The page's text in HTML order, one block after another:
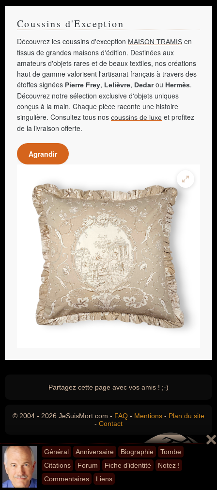
Général Anniversaire Biographie
Tombe
Citations
Forum Fiche d'identité
Notez !
Commentaires
Liens
Coussins d'Exception
Découvrez les coussins d'exception MAISON TRAMIS en
tissus de grandes maisons d'édition. Destinées aux
amateurs d'objets rares et de beaux textiles, nos créations
haut de gamme valorisent l'artisanat français à travers des
étoffes signées Pierre Frey, Lelièvre, Dedarou Hermès.
Découvrez notre sélection exclusive d'objets uniques
conçus à la main. Chaque pièce raconte une histoire
singulière. Consultez tous nos coussins de luxe et profitez
de la livraison offerte.
Agrandir
Partagez cette page avec vos amis ! ;-)
© 2004 - 2026 JeSuisMort.com - FAQ - Mentions - Plan du site
- Contact